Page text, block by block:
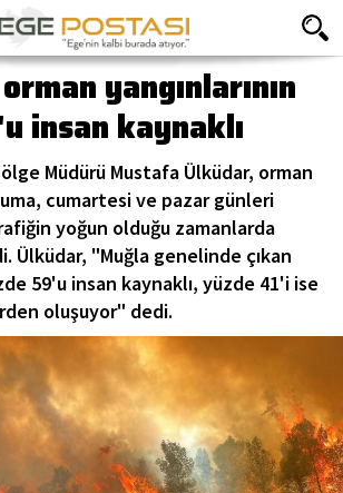
yangınlarının
insan kaynaklı
Müdürü Mustafa Ülküdar, orman
cumartesi ve pazar günleri
yoğun olduğu zamanlarda
Ülküdar, "Muğla genelinde çıkan
59'u insan kaynaklı, yüzde 41'i ise
oluşuyor" dedi.